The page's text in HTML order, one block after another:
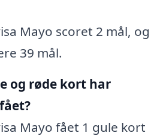
Mayo scoret 2 mål, og
39 mål.
og røde kort har
Mayo fået 1 gule kort